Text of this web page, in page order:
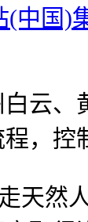
(中国)
、黄
，控
然人